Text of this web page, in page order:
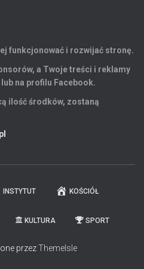
funkcjonować i rozwijać stronę.
a Twoje treści i reklamy
na profilu Facebook.
ilość środków, zostaną
INSTYTUT KOŚCIÓŁ
KULTURA SPORT
przezThemeIsle